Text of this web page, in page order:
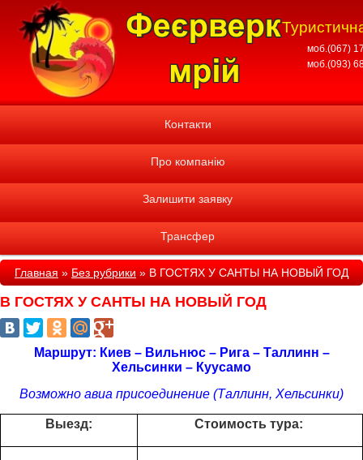
моб.(067)
моб.(093)
Контакти
Про компанію
Залишити заявку
Трансфер
Главная»Без рубрики»В ГОСТЯХ У САНТЫ НА НОВЫЙ ГОД
В ГОСТЯХ У САНТЫ НА НОВЫЙ ГОД
Маршрут: Киев – Вильнюс – Рига – Таллинн –
Хельсинки – Куусамо
Возможно авиа присоединение (Таллинн, Хельсинки)
Выезд: Стоимость тура: